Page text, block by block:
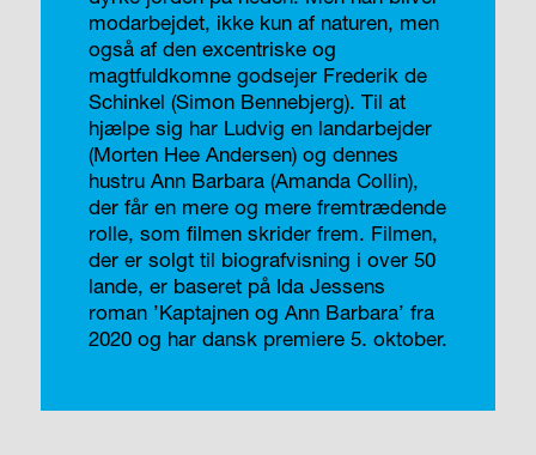
modarbejdet, ikke kun af naturen, men
også af den excentriske og
magtfuldkomne godsejer Frederik de
Schinkel (Simon Bennebjerg). Til at
hjælpe sig har Ludvig en landarbejder
(Morten Hee Andersen) og dennes
hustru Ann Barbara (Amanda Collin),
der får en mere og mere fremtrædende
rolle, som filmen skrider frem. Filmen,
der er solgt til biografvisning i over 50
lande, er baseret på Ida Jessens
roman ’Kaptajnen og Ann Barbara’ fra
2020 og har dansk premiere 5. oktober.